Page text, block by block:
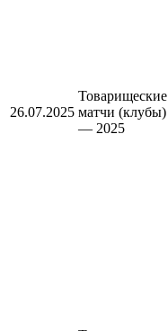
26.07.2025
Товарищеские
матчи (клубы)
— 2025